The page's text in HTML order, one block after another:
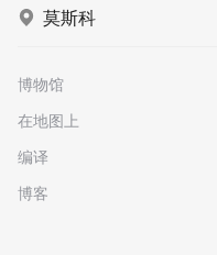
莫斯科
博物馆
在地图上
编译
博客